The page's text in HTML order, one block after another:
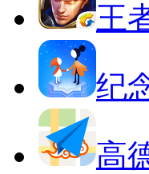
王
纪
高